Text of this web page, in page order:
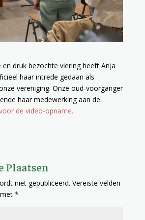
en druk bezochte viering heeft Anja
haar intrede gedaan als
vereniging. Onze oud-voorganger
haar medewerking aan de
de video-opname.
Plaatsen
niet gepubliceerd. Vereiste velden
*